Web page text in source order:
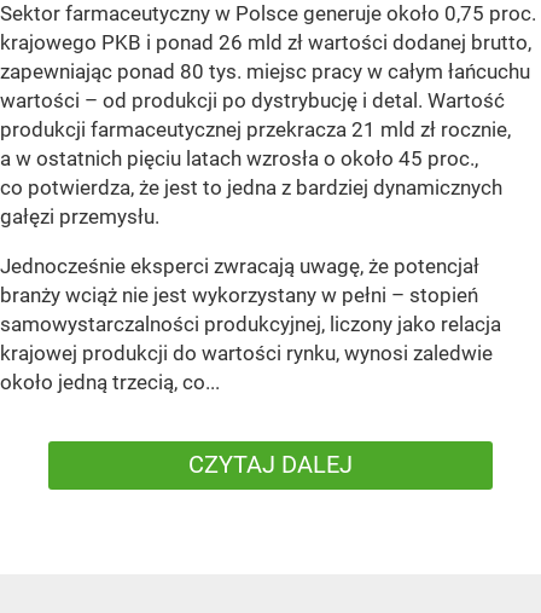
Sektor farmaceutyczny w Polsce generuje około 0,75 proc.
krajowego PKB i ponad 26 mld zł wartości dodanej brutto,
zapewniając ponad 80 tys. miejsc pracy w całym łańcuchu
wartości – od produkcji po dystrybucję i detal. Wartość
produkcji farmaceutycznej przekracza 21 mld zł rocznie,
a w ostatnich pięciu latach wzrosła o około 45 proc.,
co potwierdza, że jest to jedna z bardziej dynamicznych
gałęzi przemysłu.
Jednocześnie eksperci zwracają uwagę, że potencjał
branży wciąż nie jest wykorzystany w pełni – stopień
samowystarczalności produkcyjnej, liczony jako relacja
krajowej produkcji do wartości rynku, wynosi zaledwie
około jedną trzecią, co...
CZYTAJ DALEJ